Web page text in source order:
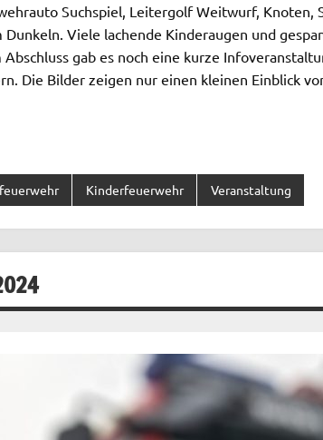
Suchspiel, Leitergolf Weitwurf, Knoten,
Viele lachende Kinderaugen und
gab es noch eine kurze
Die Bilder zeigen nur einen kleinen Einblick
Kinderfeuerwehr Veranstaltung